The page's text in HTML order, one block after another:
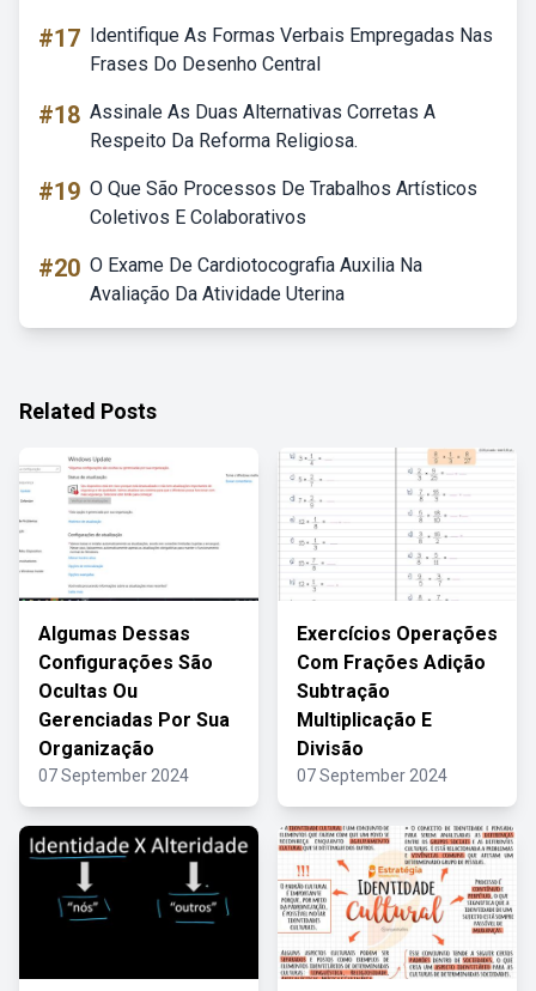
#17 Identifique As Formas Verbais Empregadas Nas
Frases Do Desenho Central
#18 Assinale As Duas Alternativas Corretas A
Respeito Da Reforma Religiosa.
#19 O Que São Processos De Trabalhos Artísticos
Coletivos E Colaborativos
#20 O Exame De Cardiotocografia Auxilia Na
Avaliação Da Atividade Uterina
Related Posts
Algumas Dessas
Configurações São
Ocultas Ou
Gerenciadas Por Sua
Organização
07 September 2024
Exercícios Operações
Com Frações Adição
Subtração
Multiplicação E
Divisão
07 September 2024